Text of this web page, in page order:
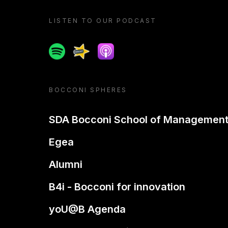
LISTEN TO OUR PODCAST
SpotifySpreakerApple podcast
BOCCONI SPHERES
SDA Bocconi School of Management
Egea
Alumni
B4i - Bocconi for innovation
yoU@B Agenda